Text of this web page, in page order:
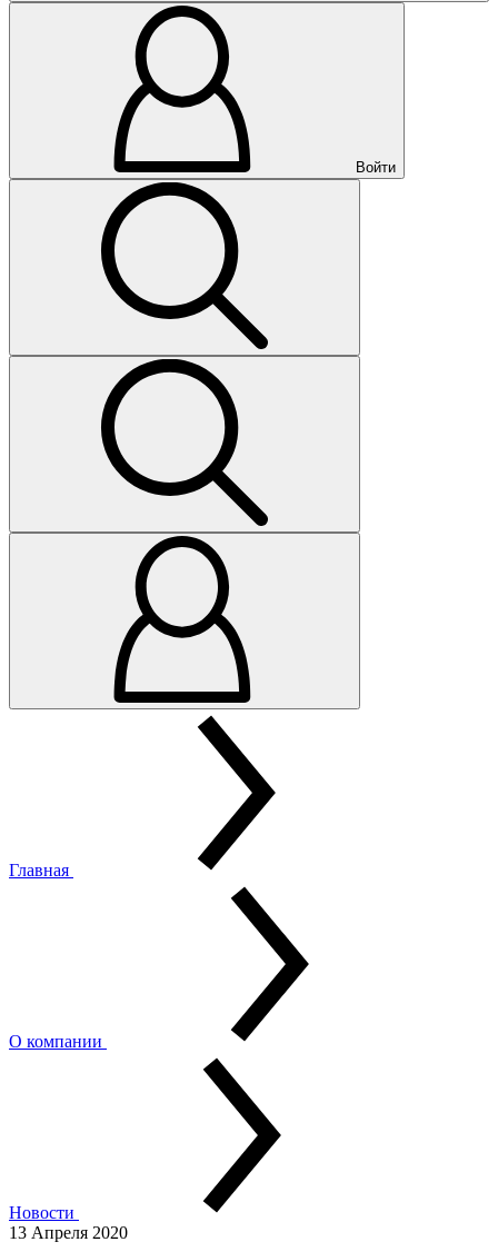
Войти
Главная
О компании
Новости
13 Апреля 2020